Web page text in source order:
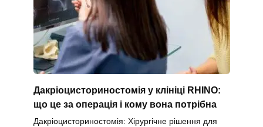
Дакріоцисториностомія у клініці RHINO:
що це за операція і кому вона потрібна
Дакріоцисториностомія: Хірургічне рішення для